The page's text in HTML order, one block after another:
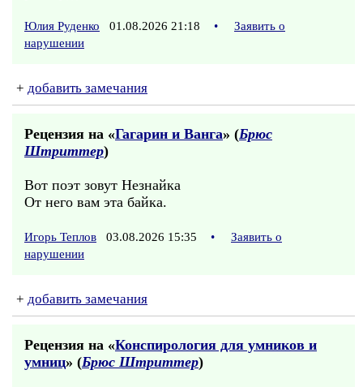
Юлия Руденко 01.08.2026 21:18 •
Заявить о
нарушении
+ добавить замечания
Рецензия на «Гагарин и Ванга» (Брюс
Штриттер)
Вот поэт зовут Незнайка
От него вам эта байка.
Игорь Теплов 03.08.2026 15:35 •
Заявить о
нарушении
+ добавить замечания
Рецензия на «Конспирология для умников и
умниц» (Брюс Штриттер)